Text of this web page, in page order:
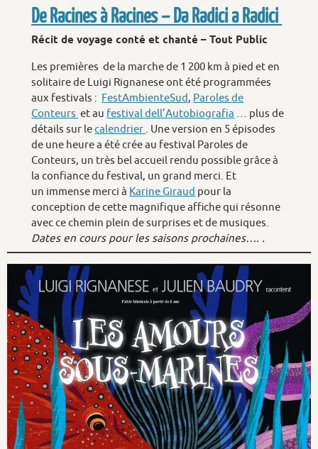
De Racines à Racines – Da Radici a Radici
Récit de voyage conté et chanté – Tout Public
Les premières de la marche de 1 200 km à pied et en
solitaire de Luigi Rignanese ont été programmées
aux festivals : FestAmbienteSud, Paroles de
Conteurs et au festival dell’Autobiografia … plus de
détails sur lecalendrier . Une version en 5 épisodes
de une heure a été crée au festival Paroles de
Conteurs, un très bel accueil rendu possible grâce à
la confiance du festival, un grand merci. Et
un immense merci à Karine Giraud pour la
conception de cette magnifique affiche qui résonne
avec ce chemin plein de surprises et de musiques.
Dates en cours pour les saisons prochaines…. .